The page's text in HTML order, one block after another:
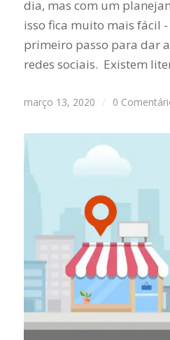
dia, mas com um
isso fica muito mais fácil
primeiro passo para dar
redes sociais. Existem
março 13, 2020 / 0